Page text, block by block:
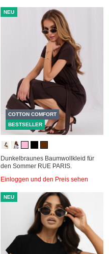
NEU
COTTON COMFORT
BESTSELLER
Dunkelbraunes Baumwollkleid für
den Sommer RUE PARIS.
Einloggen und den Preis sehen
NEU